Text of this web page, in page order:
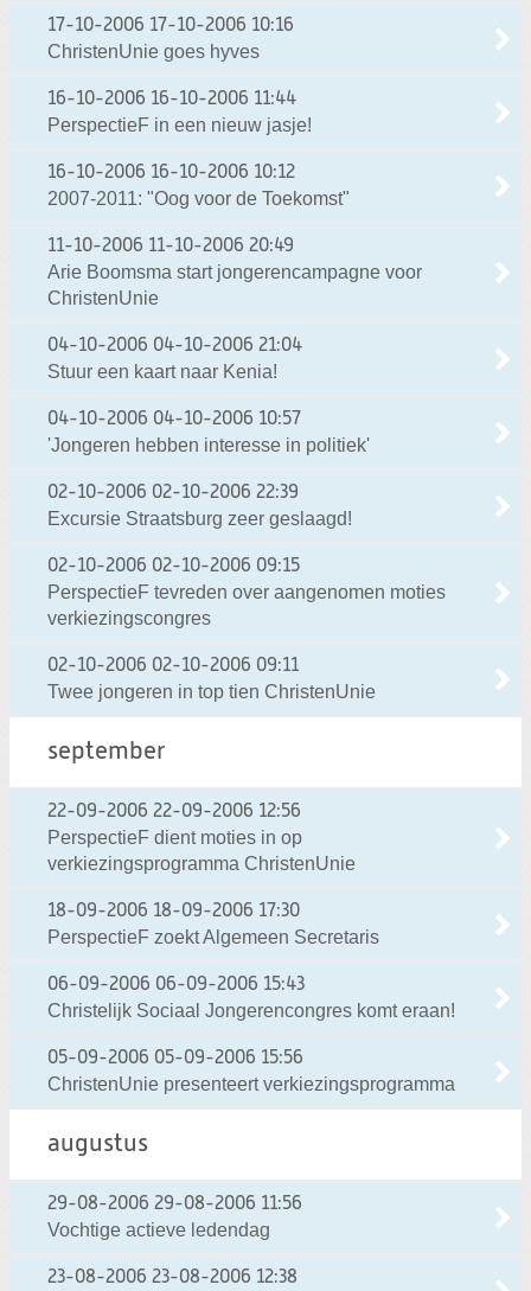
17-10-2006 17-10-2006 10:16
ChristenUnie goes hyves
16-10-2006 16-10-2006 11:44
PerspectieF in een nieuw jasje!
16-10-2006 16-10-2006 10:12
2007-2011: "Oog voor de Toekomst"
11-10-2006 11-10-2006 20:49
Arie Boomsma start jongerencampagne voor
ChristenUnie
04-10-2006 04-10-2006 21:04
Stuur een kaart naar Kenia!
04-10-2006 04-10-2006 10:57
'Jongeren hebben interesse in politiek'
02-10-2006 02-10-2006 22:39
Excursie Straatsburg zeer geslaagd!
02-10-2006 02-10-2006 09:15
PerspectieF tevreden over aangenomen moties
verkiezingscongres
02-10-2006 02-10-2006 09:11
Twee jongeren in top tien ChristenUnie
september
22-09-2006 22-09-2006 12:56
PerspectieF dient moties in op
verkiezingsprogramma ChristenUnie
18-09-2006 18-09-2006 17:30
PerspectieF zoekt Algemeen Secretaris
06-09-2006 06-09-2006 15:43
Christelijk Sociaal Jongerencongres komt eraan!
05-09-2006 05-09-2006 15:56
ChristenUnie presenteert verkiezingsprogramma
augustus
29-08-2006 29-08-2006 11:56
Vochtige actieve ledendag
23-08-2006 23-08-2006 12:38